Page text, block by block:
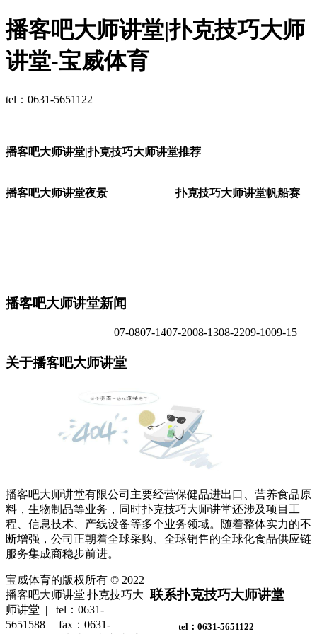
播客吧大师讲堂|扑克技巧大师
讲堂-宝威体育
tel：0631-5651122
播客吧大师讲堂|扑克技巧大师讲堂推荐
播客吧大师讲堂夜景 扑克技巧大师讲堂帆船赛
播客吧大师讲堂新闻
09-15
09-10
08-22
08-13
07-20
07-14
07-08
关于播客吧大师讲堂
播客吧大师讲堂有限公司主要经营保健品进出口、营养食品原
料，生物制品等业务，同时扑克技巧大师讲堂还涉及项目工
程、信息技术、产线设备等多个业务领域。随着整体实力的不
断增强，公司正朝着全球采购、全球销售的全球化食品供应链
服务集成商稳步前进。
联系扑克技巧大师讲堂
tel：0631-5651122
宝威体育的版权所有 © 2022
播客吧大师讲堂|扑克技巧大
师讲堂 | tel：0631-
5651588 | fax：0631-